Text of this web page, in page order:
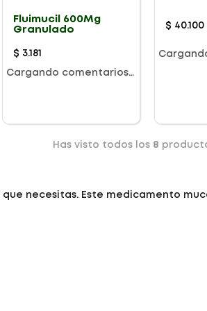
Fluimucil 600Mg
Granulado
$ 3.181
Cargando comentarios…
$ 40.100
Has visto todos los 8
necesitas. Este medicamento